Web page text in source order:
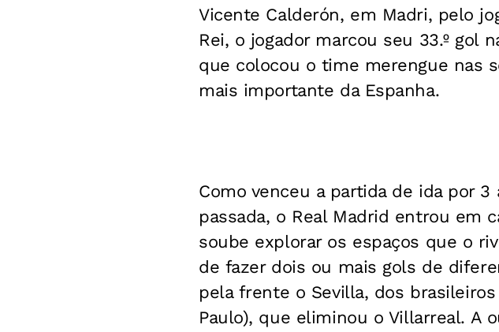
Vicente Calderón, em Madri, pelo
Rei, o jogador marcou seu 33.º gol
que colocou o time merengue nas
mais importante da Espanha.
Como venceu a partida de ida por 3
passada, o Real Madrid entrou em
soube explorar os espaços que o
de fazer dois ou mais gols de
pela frente o Sevilla, dos
Paulo), que eliminou o Villarreal. A